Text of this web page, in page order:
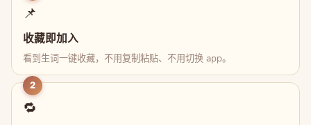
📌
收藏即加入
看到生词一键收藏，不用复制粘贴、不用切换 app。
2
🔁